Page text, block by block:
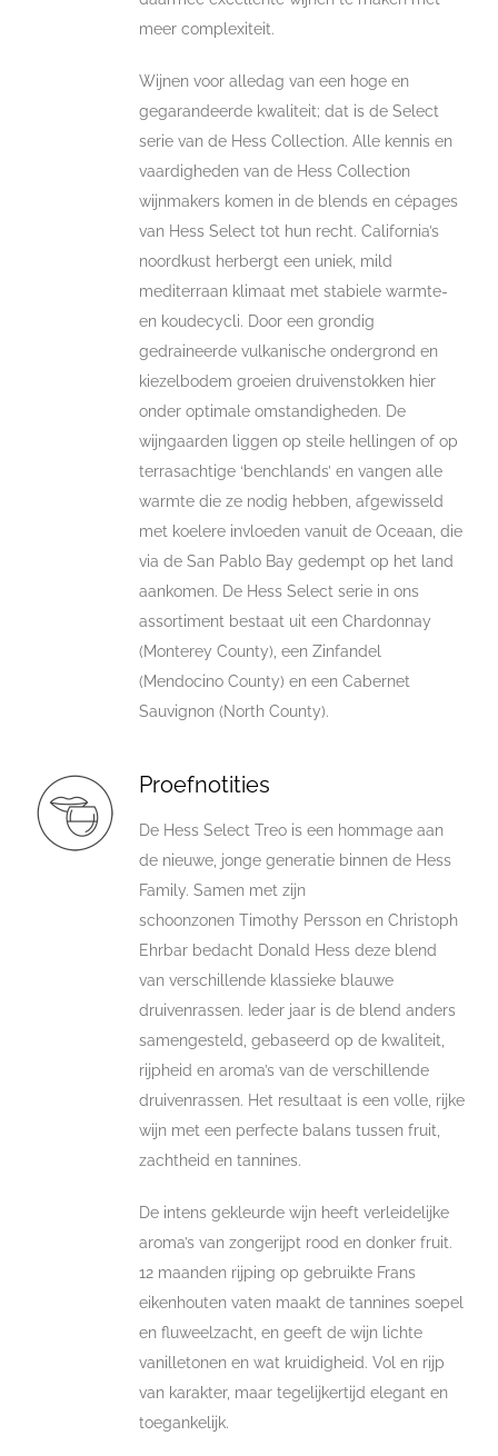
meer complexiteit.
Wijnen voor alledag van een hoge en
gegarandeerde kwaliteit; dat is de Select
serie van de Hess Collection. Alle kennis en
vaardigheden van de Hess Collection
wijnmakers komen in de blends en cépages
van Hess Select tot hun recht. California’s
noordkust herbergt een uniek, mild
mediterraan klimaat met stabiele warmte-
en koudecycli. Door een grondig
gedraineerde vulkanische ondergrond en
kiezelbodem groeien druivenstokken hier
onder optimale omstandigheden. De
wijngaarden liggen op steile hellingen of op
terrasachtige ‘benchlands’ en vangen alle
warmte die ze nodig hebben, afgewisseld
met koelere invloeden vanuit de Oceaan, die
via de San Pablo Bay gedempt op het land
aankomen. De Hess Select serie in ons
assortiment bestaat uit een Chardonnay
(Monterey County), een Zinfandel
(Mendocino County) en een Cabernet
Sauvignon (North County).
Proefnotities
De Hess Select Treo is een hommage aan
de nieuwe, jonge generatie binnen de Hess
Family. Samen met zijn
schoonzonen Timothy Persson en Christoph
Ehrbar bedacht Donald Hess deze blend
van verschillende klassieke blauwe
druivenrassen. Ieder jaar is de blend anders
samengesteld, gebaseerd op de kwaliteit,
rijpheid en aroma’s van de verschillende
druivenrassen. Het resultaat is een volle, rijke
wijn met een perfecte balans tussen fruit,
zachtheid en tannines.
De intens gekleurde wijn heeft verleidelijke
aroma’s van zongerijpt rood en donker fruit.
12 maanden rijping op gebruikte Frans
eikenhouten vaten maakt de tannines soepel
en fluweelzacht, en geeft de wijn lichte
vanilletonen en wat kruidigheid. Vol en rijp
van karakter, maar tegelijkertijd elegant en
toegankelijk.